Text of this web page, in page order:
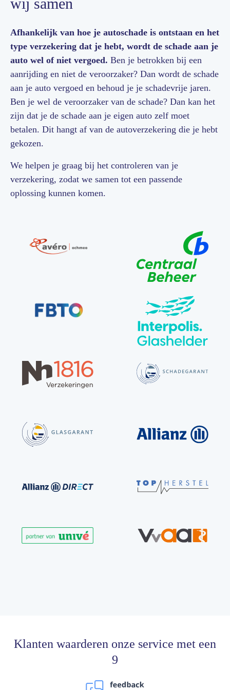
Afhankelijk van hoe je autoschade is ontstaan en het
type verzekering dat je hebt, wordt de schade aan je
auto wel of niet vergoed. Ben je betrokken bij een
aanrijding en niet de veroorzaker? Dan wordt de schade
aan je auto vergoed en behoud je je schadevrije jaren.
Ben je wel de veroorzaker van de schade? Dan kan het
zijn dat je de schade aan je eigen auto zelf moet
betalen. Dit hangt af van de autoverzekering die je hebt
gekozen.
We helpen je graag bij het controleren van je
verzekering, zodat we samen tot een passende
oplossing kunnen komen.
Klanten waarderen onze service met een
9